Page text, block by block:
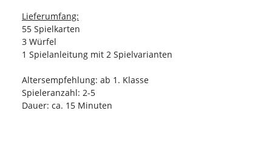
Lieferumfang:
55 Spielkarten
3 Würfel
1 Spielanleitung mit 2 Spielvarianten
Altersempfehlung: ab 1. Klasse
Spieleranzahl: 2-5
Dauer: ca. 15 Minuten